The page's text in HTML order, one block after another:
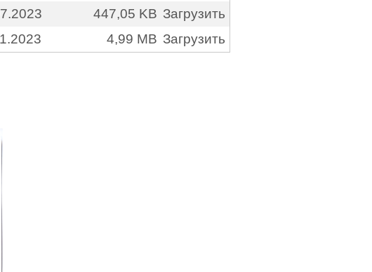
447,05 KB Загрузить
4,99 MB Загрузить